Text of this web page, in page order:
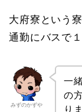
大府寮という
通勤にバスで
みずのかずや
一
の
り